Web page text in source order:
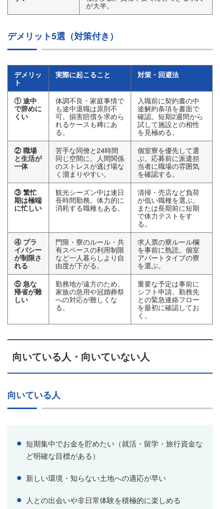
が大半。
デメリット5選（対策付き）
デメリッ
ト
実際に起こること 対策・回避法
① 途中
で辞めに
くい
体調不良・家庭事情で
も途中退職は原則不
可。損害賠償を求めら
れるケースも稀にあ
る。
入職前に契約書の中
途解約条項を書面で
確認。短期2週間から
試して施設との相性
を見極める。
② 職場
と生活が
一体
苦手な同僚と24時間
同じ空間に。人間関係
のストレスが逃げ場な
く溜まりやすい。
個室寮を優先して選
ぶ。応募前に派遣担
当者に職場の雰囲気
を確認する。
③ 繁忙
期は極端
に忙しい
観光シーズン中は連日
長時間勤務。体力的に
消耗する職種もある。
清掃・売店など負荷
が低い職種を選ぶ。
または長期前に短期
で体力テストをす
る。
④ プラ
イバシー
が制限さ
れる
門限・寮のルール・共
有スペースの利用制限
など一人暮らしより自
由度が下がる。
求人票の寮ルール欄
を事前に熟読。個室
アパートタイプの寮
を選ぶ。
⑤ 急な
帰省が難
しい
勤務地が遠方のため、
家族の急用や冠婚葬祭
への対応が難しくな
る。
重要な予定は事前に
シフト申請。勤務先
との緊急連絡フロー
を最初に確認してお
く。
向いている人・向いていない人
向いている人
短期集中でお金を貯めたい（就活・留学・旅行資金な
ど明確な目標がある）
新しい環境・知らない土地への適応が早い
人との出会いや非日常体験を積極的に楽しめる